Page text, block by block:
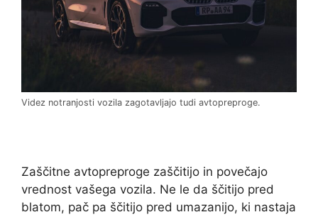
Videz notranjosti vozila zagotavljajo tudi avtopreproge.
Zaščitne avtopreproge zaščitijo in povečajo
vrednost vašega vozila. Ne le da ščitijo pred
blatom, pač pa ščitijo pred umazanijo, ki nastaja